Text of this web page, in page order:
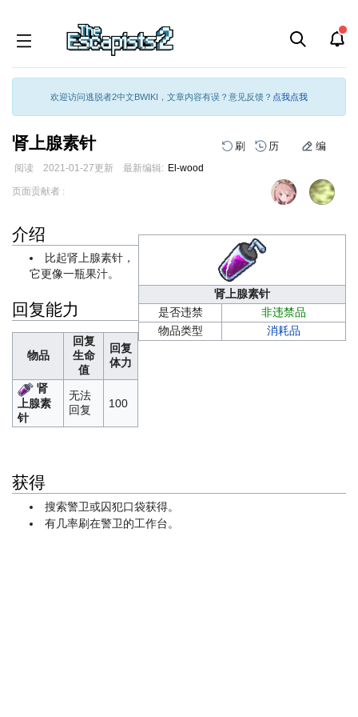
欢迎访问逃脱者2中文BWIKI，文章内容有误？意见反馈？ 点我点我
肾上腺素针 刷 历 编
阅读 2021-01-27更新 最新编辑: El-wood
跳
航
跳
索
页面贡献者 :
肾上腺素针
是否违禁
非违禁品
物品类型
消耗品
介绍
比起肾上腺素针，
它更像一瓶果汁。
回复能力
物品
回复
生命
值
回复
体力
肾
上腺素
针
无法
回复
100
获得
搜索警卫或囚犯口袋获得。
有几率刷在警卫的工作台。